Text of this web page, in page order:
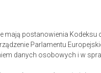
postanowienia
Parlamentu
danych osobowych i w